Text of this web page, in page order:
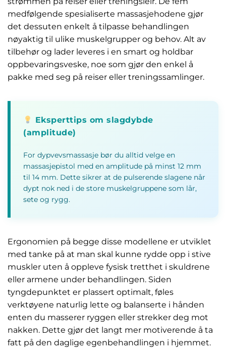
medfølgende spesialiserte massasjehodene gjør
det dessuten enkelt å tilpasse behandlingen
nøyaktig til ulike muskelgrupper og behov. Alt av
tilbehør og lader leveres i en smart og holdbar
oppbevaringsveske, noe som gjør den enkel å
pakke med seg på reiser eller treningssamlinger.
Eksperttips om slagdybde
(amplitude)
For dypvevsmassasje bør du alltid velge en
massasjepistol med en amplitude på minst 12 mm
til 14 mm. Dette sikrer at de pulserende slagene når
dypt nok ned i de store muskelgruppene som lår,
sete og rygg.
Ergonomien på begge disse modellene er utviklet
med tanke på at man skal kunne rydde opp i stive
muskler uten å oppleve fysisk tretthet i skuldrene
eller armene under behandlingen. Siden
tyngdepunktet er plassert optimalt, føles
verktøyene naturlig lette og balanserte i hånden
enten du masserer ryggen eller strekker deg mot
nakken. Dette gjør det langt mer motiverende å ta
fatt på den daglige egenbehandlingen i hjemmet.